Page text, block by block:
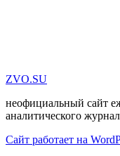
ZVO.SU
неофициальный сайт
аналитического
Сайт работает на